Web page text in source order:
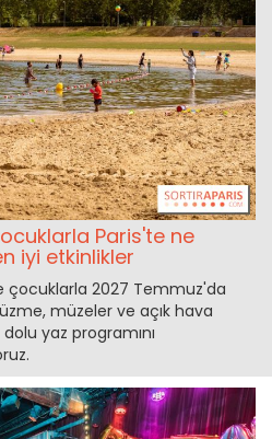
Paris'te ne
iyi etkinlikler
çocuklarla 2027 Temmuz'da
müzeler ve açık hava
yaz programını